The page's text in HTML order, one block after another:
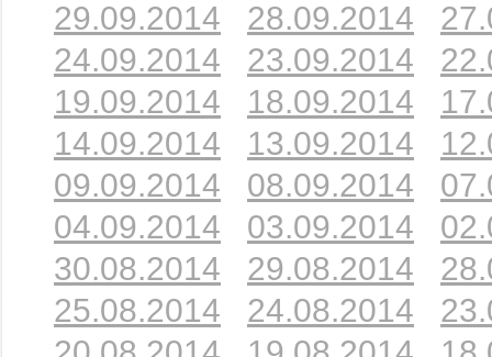
29.09.2014 28.09.2014
24.09.2014
23.09.2014
19.09.2014
18.09.2014
14.09.2014
13.09.2014
09.09.2014
08.09.2014
04.09.2014
03.09.2014
30.08.2014
29.08.2014
25.08.2014
24.08.2014